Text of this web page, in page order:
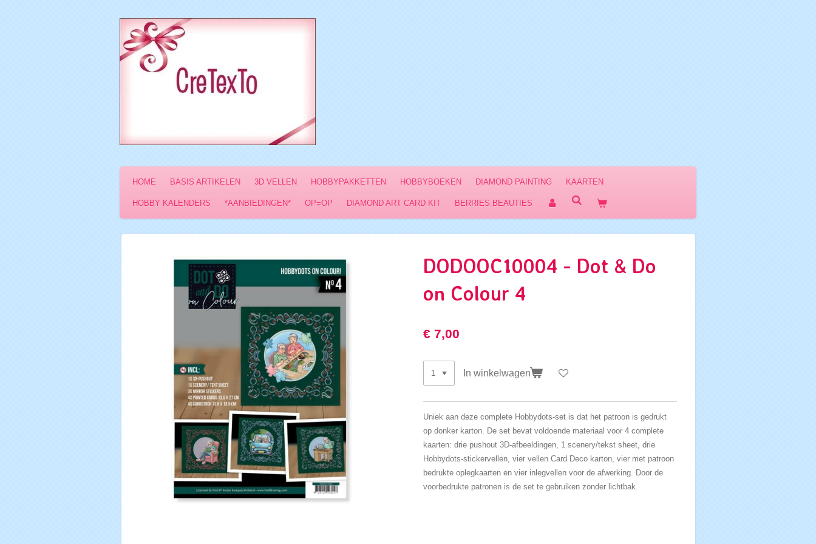
HOME BASIS ARTIKELEN 3D VELLEN HOBBYPAKKETTEN HOBBYBOEKEN DIAMOND PAINTING KAARTEN
HOBBY KALENDERS *AANBIEDINGEN* OP=OP DIAMOND ART CARD KIT BERRIES BEAUTIES
DODOOC10004 - Dot & Do
on Colour 4
€ 7,00
In winkelwagen
Uniek aan deze complete Hobbydots-set is dat het patroon is gedrukt
op donker karton. De set bevat voldoende materiaal voor 4 complete
kaarten: drie pushout 3D-afbeeldingen, 1 scenery/tekst sheet, drie
Hobbydots-stickervellen, vier vellen Card Deco karton, vier met patroon
bedrukte oplegkaarten en vier inlegvellen voor de afwerking. Door de
voorbedrukte patronen is de set te gebruiken zonder lichtbak.